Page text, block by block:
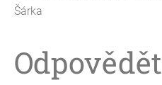
Šárka
Odpovědět